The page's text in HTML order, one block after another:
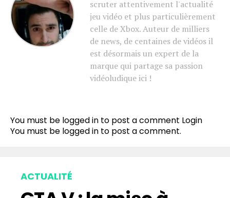
scruter attentivement l'actualité
jeu vidéo et plus particulièrement
celle de Xbox. Auteur de milliers
de news, de centaines de vidéos il
est désormais un expert de la
marque qui partage sa passion
vidéoludique ici !
You must be logged in to post a comment Login
You must be logged in to post a comment.
ACTUALITÉ